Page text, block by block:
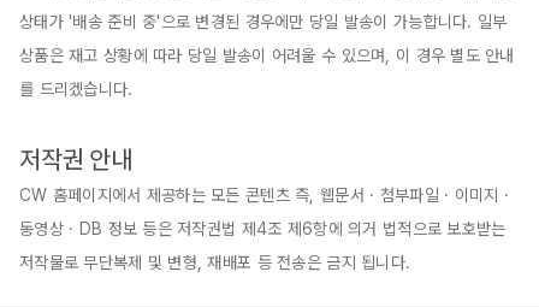
상태가 '배송 준비 중'으로 변경된 경우에만 당일 발송이 가능합니다. 일부
상품은 재고 상황에 따라 당일 발송이 어려울 수 있으며, 이 경우 별도 안내
를 드리겠습니다.
저작권 안내
CW 홈페이지에서 제공하는 모든 콘텐츠 즉, 웹문서 · 첨부파일 · 이미지 ·
동영상 · DB 정보 등은 저작권법 제4조 제6항에 의거 법적으로 보호받는
저작물로 무단복제 및 변형, 재배포 등 전송은 금지 됩니다.